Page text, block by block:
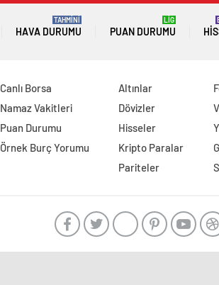
HAVA DURUMU
TAHMİNİ
PUAN DURUMU
LİG
Canlı Borsa
Namaz Vakitleri
Puan Durumu
Örnek Burç Yorumu
Altınlar
Dövizler
Hisseler
Kripto Paralar
Pariteler